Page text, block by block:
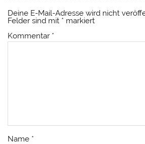
Deine E-Mail-Adresse wird nicht
Felder sind mit * markiert
Kommentar *
Name *